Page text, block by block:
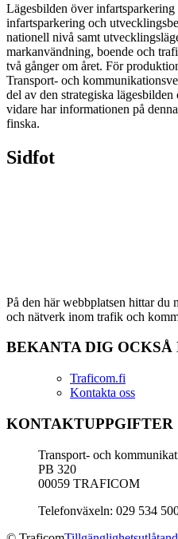
Lägesbilden över
infartsparkering och
nationell nivå samt
markanvändning, boende och
två gånger om året. För
Transport- och
del av den strategiska
vidare har informationen på
finska.
Sidfot
På den här webbplatsen hittar du
och nätverk inom trafik och
BEKANTA DIG OCKSÅ
Traficom.fi
Kontakta oss
KONTAKTUPPGIFTER
Transport- och
PB 320
00059 TRAFICOM
Telefonväxeln: 029 534